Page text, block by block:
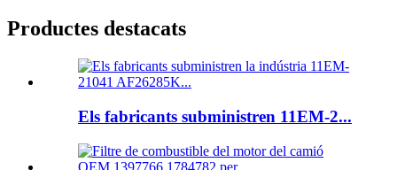
Productes destacats
Els fabricants subministren 11EM-2...